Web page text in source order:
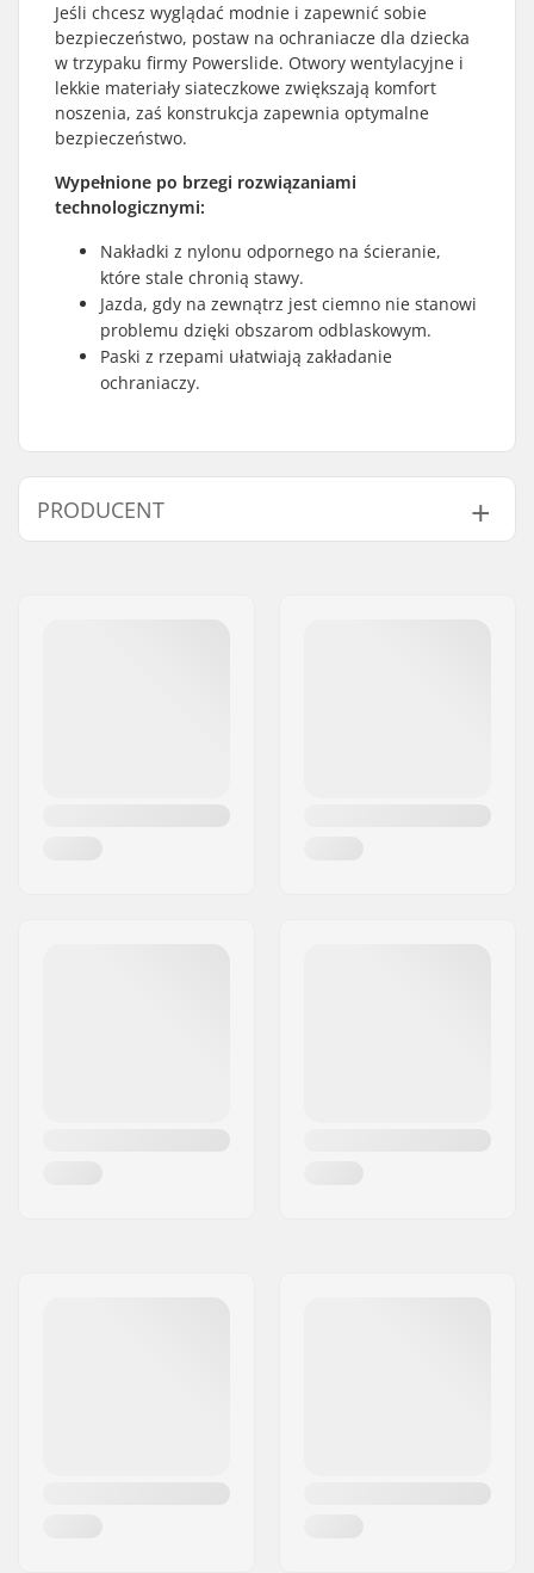
Jeśli chcesz wyglądać modnie i zapewnić sobie
bezpieczeństwo, postaw na ochraniacze dla dziecka
w trzypaku firmy Powerslide. Otwory wentylacyjne i
lekkie materiały siateczkowe zwiększają komfort
noszenia, zaś konstrukcja zapewnia optymalne
bezpieczeństwo.
Wypełnione po brzegi rozwiązaniami
technologicznymi:
Nakładki z nylonu odpornego na ścieranie,
które stale chronią stawy.
Jazda, gdy na zewnątrz jest ciemno nie stanowi
problemu dzięki obszarom odblaskowym.
Paski z rzepami ułatwiają zakładanie
ochraniaczy.
PRODUCENT